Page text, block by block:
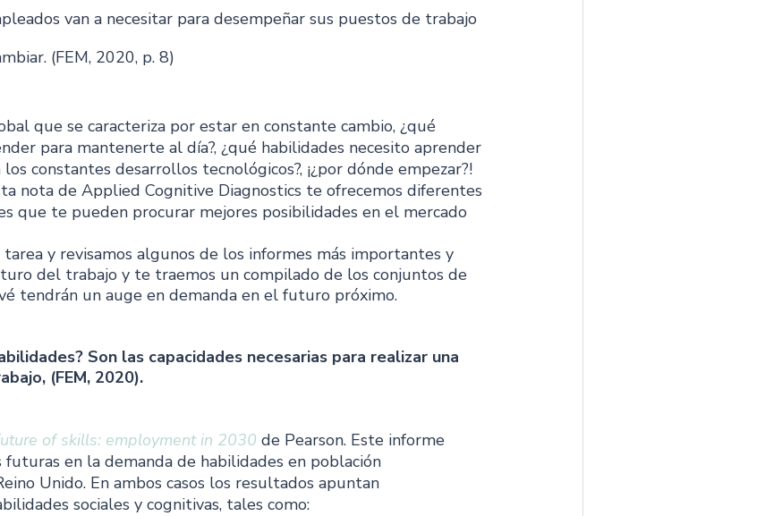
van a necesitar para desempeñar sus puestos de trabajo
(FEM, 2020, p. 8)
que se caracteriza por estar en constante cambio, ¿qué
para mantenerte al día?, ¿qué habilidades necesito aprender
constantes desarrollos tecnológicos?, ¡¿por dónde empezar?!
nota de Applied Cognitive Diagnostics te ofrecemos diferentes
que te pueden procurar mejores posibilidades en el mercado
tarea y revisamos algunos de los informes más importantes y
del trabajo y te traemos un compilado de los conjuntos de
tendrán un auge en demanda en el futuro próximo.
Son las capacidades necesarias para realizar una
(FEM, 2020).
of skills: employment in 2030 de Pearson. Este informe
futuras en la demanda de habilidades en población
Unido. En ambos casos los resultados apuntan
sociales y cognitivas, tales como: